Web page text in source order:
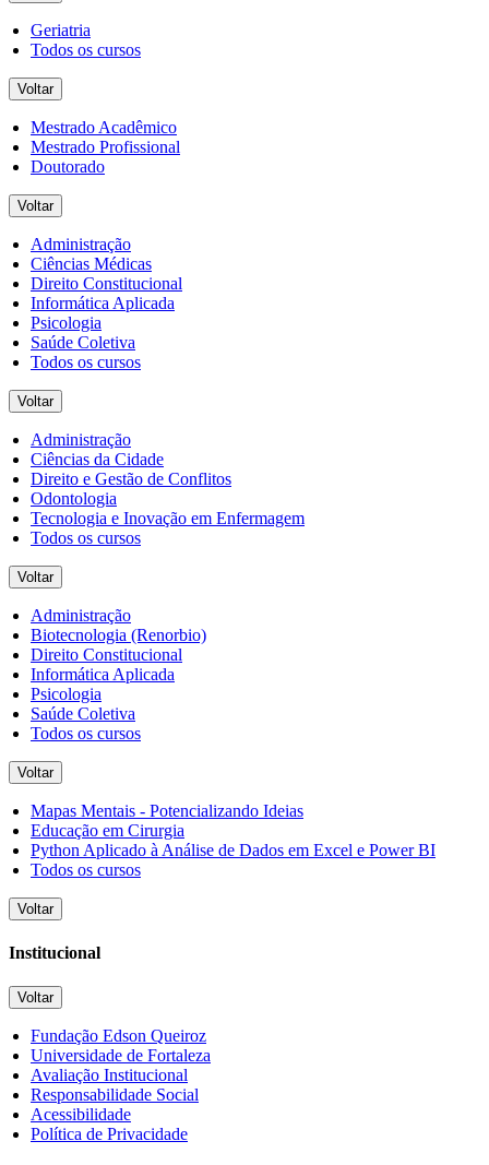
Geriatria
Todos os cursos
Voltar
Mestrado Acadêmico
Mestrado Profissional
Doutorado
Voltar
Administração
Ciências Médicas
Direito Constitucional
Informática Aplicada
Psicologia
Saúde Coletiva
Todos os cursos
Voltar
Administração
Ciências da Cidade
Direito e Gestão de Conflitos
Odontologia
Tecnologia e Inovação em Enfermagem
Todos os cursos
Voltar
Administração
Biotecnologia (Renorbio)
Direito Constitucional
Informática Aplicada
Psicologia
Saúde Coletiva
Todos os cursos
Voltar
Mapas Mentais - Potencializando Ideias
Educação em Cirurgia
Python Aplicado à Análise de Dados em Excel e Power BI
Todos os cursos
Voltar
Institucional
Voltar
Fundação Edson Queiroz
Universidade de Fortaleza
Avaliação Institucional
Responsabilidade Social
Acessibilidade
Política de Privacidade